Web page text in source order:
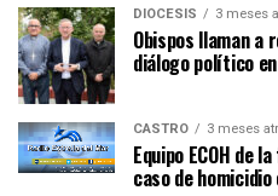
DIÓCESIS 3 meses
Obispos llaman a
diálogo político
CASTRO 3 meses
Equipo ECOH de
caso de